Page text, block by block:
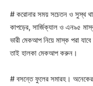
# করোনার সময় সচেতন ও সুস্থ
কাপড়ের, সার্জিক্যাল ও এন৯৫
ভারী মেকআপ নিয়ে মাস্ক পরা
তাই হালকা মেকআপ করুন।
# বসন্তে ফুলের সমারহ। অনেকের